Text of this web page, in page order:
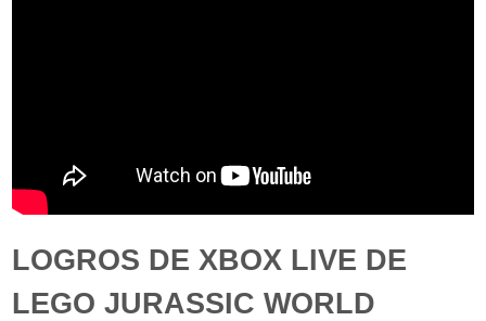
LOGROS DE XBOX LIVE DE
LEGO JURASSIC WORLD